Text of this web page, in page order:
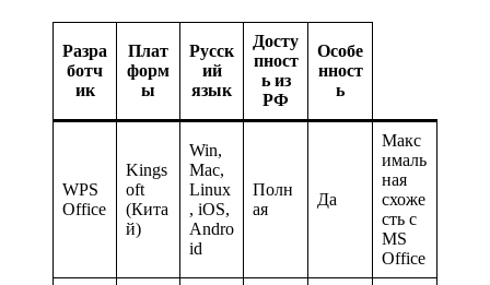
Разра
ботч
ик
Плат
форм
ы
Русск
ий
язык
Досту
пност
ь из
РФ
Особе
нност
ь
WPS
Office
Kings
oft
(Кита
й)
Win,
Mac,
Linux
, iOS,
Andro
id
Полн
ая
Да
Макс
ималь
ная
схоже
сть с
MS
Office